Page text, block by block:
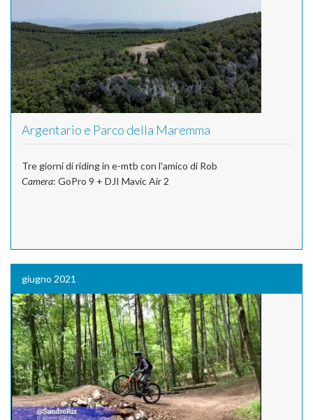
Argentario e Parco della Maremma
Tre giorni di riding in e-mtb con l'amico di Rob
Camera: GoPro 9 + DJI Mavic Air 2
giugno 2021